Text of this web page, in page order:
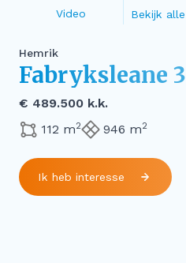
Video
Hemrik
Fabryksleane 3
€ 489.500 k.k.
112 m2 946 m2
Ik heb interesse